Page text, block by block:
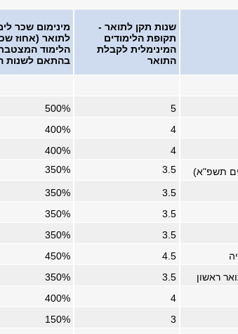
שנות תקן לתואר -
תקופת הלימודים
המינימלית לקבלת
התואר
מינימום שכר
לתואר (אחוז
הלימוד
בהתאם לשנות
5
500%
4
400%
4
400%
תשפ"א)
3.5
350%
3.5
350%
3.5
350%
3.5
350%
4.5
450%
ראשון
3.5
350%
4
400%
3
150%